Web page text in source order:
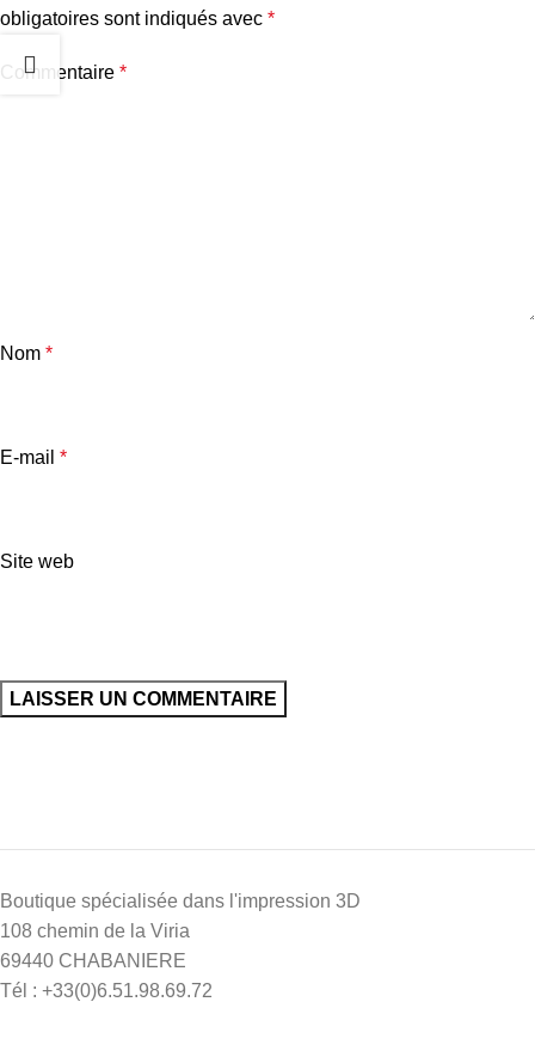
obligatoires sont indiqués avec *
Commentaire *
Nom *
E-mail *
Site web
Boutique spécialisée dans l'impression 3D
108 chemin de la Viria
69440 CHABANIERE
Tél : +33(0)6.51.98.69.72